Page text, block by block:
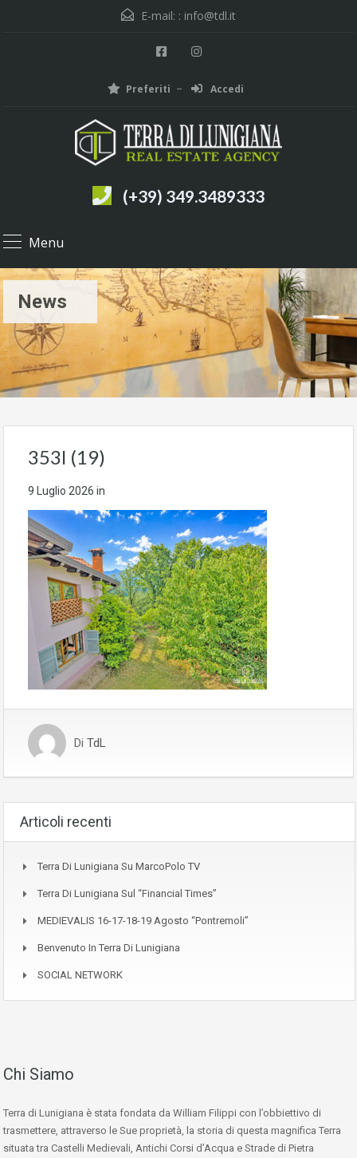
E-mail: : info@tdl.it
Preferiti Accedi
(+39) 349.3489333
Menu
News
353l (19)
9 Luglio 2026 in
Di TdL
Articoli recenti
Terra Di Lunigiana Su MarcoPolo TV
Terra Di Lunigiana Sul “Financial Times”
MEDIEVALIS 16-17-18-19 Agosto “Pontremoli”
Benvenuto In Terra Di Lunigiana
SOCIAL NETWORK
Chi Siamo
Terra di Lunigiana è stata fondata da William Filippi con l’obbiettivo di
trasmettere, attraverso le Sue proprietà, la storia di questa magnifica Terra
situata tra Castelli Medievali, Antichi Corsi d’Acqua e Strade di Pietra